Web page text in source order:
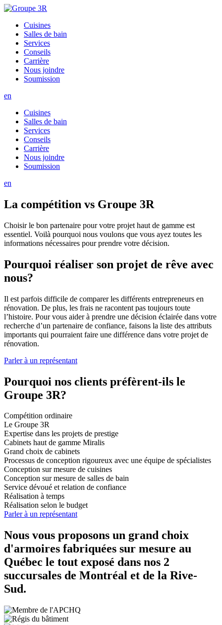
Cuisines
Salles de bain
Services
Conseils
Carrière
Nous joindre
Soumission
en
Cuisines
Salles de bain
Services
Conseils
Carrière
Nous joindre
Soumission
en
La compétition vs Groupe 3R
Choisir le bon partenaire pour votre projet haut de gamme est
essentiel. Voilà pourquoi nous voulons que vous ayez toutes les
informations nécessaires pour prendre votre décision.
Pourquoi réaliser son projet de rêve avec
nous?
Il est parfois difficile de comparer les différents entrepreneurs en
rénovation. De plus, les frais ne racontent pas toujours toute
l’histoire. Pour vous aider à prendre une décision éclairée dans votre
recherche d’un partenaire de confiance, faisons la liste des attributs
importants qui pourraient faire une différence dans votre projet de
rénovation.
Parler à un représentant
Pourquoi nos clients préfèrent-ils le
Groupe 3R?
Compétition ordinaire
Le Groupe 3R
Expertise dans les projets de prestige
Cabinets haut de gamme Miralis
Grand choix de cabinets
Processus de conception rigoureux avec une équipe de spécialistes
Conception sur mesure de cuisines
Conception sur mesure de salles de bain
Service dévoué et relation de confiance
Réalisation à temps
Réalisation selon le budget
Parler à un représentant
Nous vous proposons un grand choix
d'armoires fabriquées sur mesure au
Québec le tout exposé dans nos 2
succursales de Montréal et de la Rive-
Sud.